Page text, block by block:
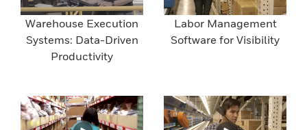
Warehouse Execution
Systems: Data-Driven
Productivity
Labor Management
Software for Visibility